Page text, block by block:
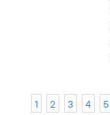
1 2 3 4 5